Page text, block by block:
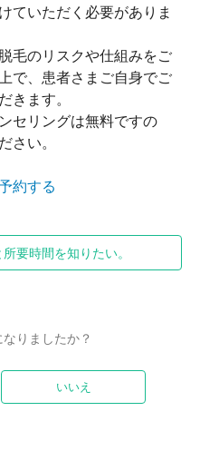
ていただく必要がありま
毛のリスクや仕組みをご
で、患者さまご自身でご
きます。
セリングは無料ですの
さい。
約する
要時間を知りたい。
りましたか？
いいえ